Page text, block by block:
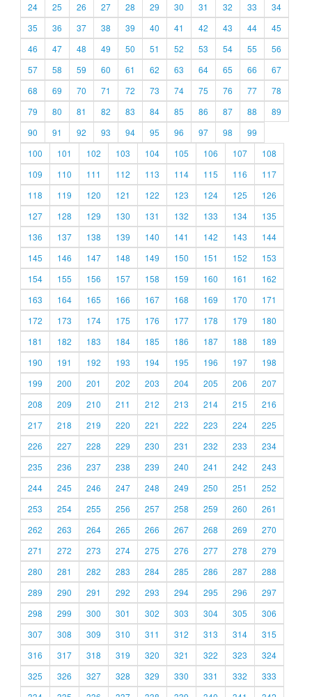
24
25 26 27 28 29 30 31 32 33
34
35
36 37 38 39 40 41 42 43 44
45
46
47 48 49 50 51 52 53 54 55
56
57
58 59 60 61 62 63 64 65 66
67
68
69 70 71 72 73 74 75 76 77
78
79
80 81 82 83 84 85 86 87 88
89
90
91 92 93 94 95 96 97 98
99
100
101 102 103 104 105 106 107
108
109
110 111 112 113 114 115 116
117
118
119 120 121 122 123 124 125
126
127
128 129 130 131 132 133 134
135
136
137 138 139 140 141 142 143
144
145
146 147 148 149 150 151 152
153
154
155 156 157 158 159 160 161
162
163
164 165 166 167 168 169 170
171
172
173 174 175 176 177 178 179
180
181
182 183 184 185 186 187 188
189
190
191 192 193 194 195 196 197
198
199
200 201 202 203 204 205 206
207
208
209 210 211 212 213 214 215
216
217
218 219 220 221 222 223 224
225
226
227 228 229 230 231 232 233
234
235
236 237 238 239 240 241 242
243
244
245 246 247 248 249 250 251
252
253
254 255 256 257 258 259 260
261
262
263 264 265 266 267 268 269
270
271
272 273 274 275 276 277 278
279
280
281 282 283 284 285 286 287
288
289
290 291 292 293 294 295 296
297
298
299 300 301 302 303 304 305
306
307
308 309 310 311 312 313 314
315
316
317 318 319 320 321 322 323
324
325
326 327 328 329 330 331 332
333